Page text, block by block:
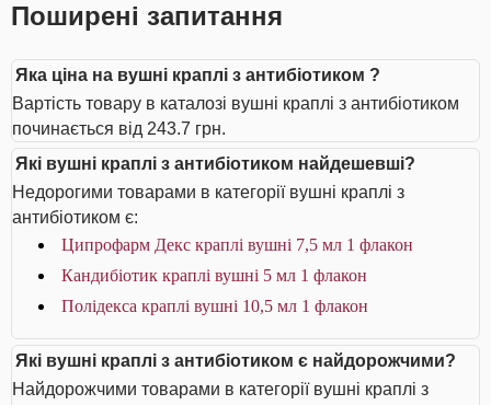
Поширені запитання
Яка ціна на вушні краплі з антибіотиком ?
Вартість товару в каталозі вушні краплі з антибіотиком
починається від 243.7 грн.
Які вушні краплі з антибіотиком найдешевші?
Недорогими товарами в категорії вушні краплі з
антибіотиком є:
Ципрофарм Декс краплі вушні 7,5 мл 1 флакон
Кандибіотик краплі вушні 5 мл 1 флакон
Полідекса краплі вушні 10,5 мл 1 флакон
Які вушні краплі з антибіотиком є найдорожчими?
Найдорожчими товарами в категорії вушні краплі з